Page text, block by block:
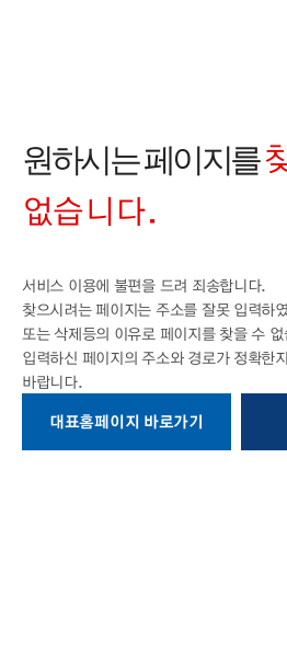
원하시는 페이지를
없습니다.
서비스 이용에 불편을 드려 죄송합니다.
찾으시려는 페이지는 주소를 잘못 입력하
또는 삭제등의 이유로 페이지를 찾을 수
입력하신 페이지의 주소와 경로가 정확한지
바랍니다.
대표홈페이지 바로가기